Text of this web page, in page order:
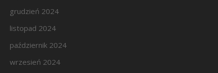
grudzień 2024
listopad 2024
październik 2024
wrzesień 2024